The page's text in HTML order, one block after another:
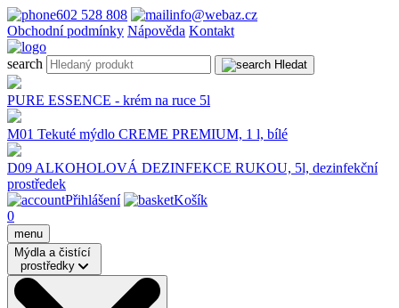
602 528 808
info@webaz.cz
Obchodní podmínky Nápověda Kontakt
search Hledat
PURE ESSENCE - krém na ruce 5l
M01 Tekuté mýdlo CREME PREMIUM, 1 l, bílé
D09 ALKOHOLOVÁ DEZINFEKCE RUKOU, 5l, dezinfekční
prostředek
Přihlášení
Košík
0
menu
Mýdla a čistící
prostředky